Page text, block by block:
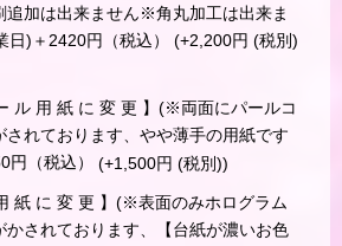
追加は出来ません※角丸加工は出来ま
)＋2420円（税込） (+2,200円 (税別)
ル 用 紙 に 変 更 】(※両面にパールコ
されております、やや薄手の用紙です
円（税込） (+1,500円 (税別))
紙 に 変 更 】(※表面のみホログラム
かされております、【台紙が濃いお色